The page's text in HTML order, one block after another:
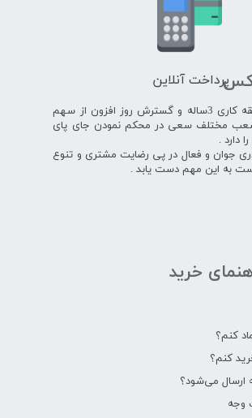
پرداخت آنلاین
آذر لوکس با سابقه کاری 3ساله و گسترش روز افزون از سهم
شعب مختلف سعی در محکم نمودن جای پای
دارد .
جوان و فعال در پی رضایت مشتری و تنوع
است به این مهم دست یابد .
خرید
کنم؟
کنم؟
می‌شود؟
وجه